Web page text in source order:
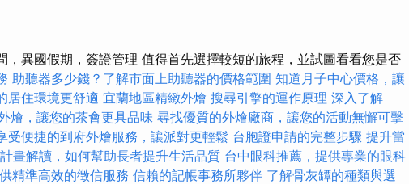
，異國假期，簽證管理 值得首先選擇較短的旅程，並試圖看看您是否
助聽器多少錢？了解市面上助聽器的價格範圍 知道月子中心價格，讓
居住環境更舒適 宜蘭地區精緻外燴 搜尋引擎的運作原理 深入了解
燴，讓您的茶會更具品味 尋找優質的外燴廠商，讓您的活動無懈可擊
受便捷的到府外燴服務，讓派對更輕鬆 台胞證申請的完整步驟 提升當
畫解讀，如何幫助長者提升生活品質 台中眼科推薦，提供專業的眼科
精準高效的徵信服務 信賴的記帳事務所夥伴 了解骨灰罈的種類與選